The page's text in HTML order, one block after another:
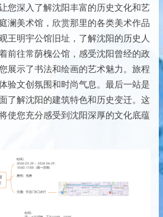
您深入了解沈阳丰富的历史文化和艺
澜美术馆，欣赏那里的各类美术作品
王明宇公馆旧址，了解沈阳的历史人
前往常荫槐公馆，感受沈阳曾经的政
展示了书法和绘画的艺术魅力。旅程
验文创氛围和时尚气息。最后一站是
了解沈阳的建筑特色和历史变迁。这
使您充分感受到沈阳深厚的文化底蕴